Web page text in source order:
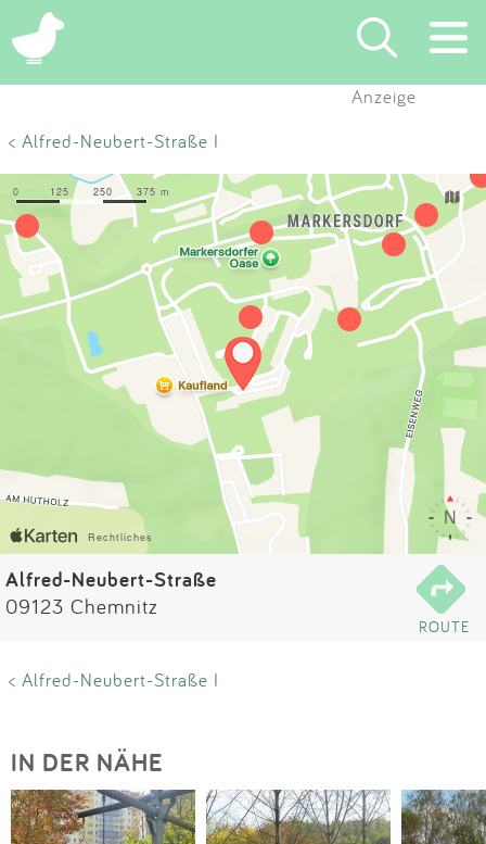
×
Suchen
Eintragen
App
Blog
Partner
Kontakt
Impressum
Anmelden
Anzeige
< Alfred-Neubert-Straße I
Alfred-Neubert-Straße
09123 Chemnitz
ROUTE
< Alfred-Neubert-Straße I
IN DER NÄHE